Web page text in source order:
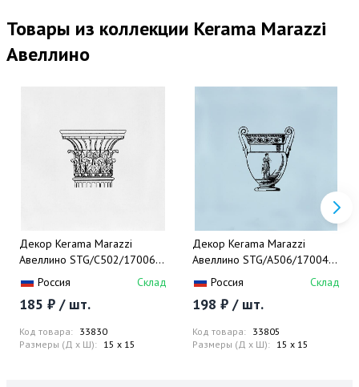
Товары из коллекции Kerama Marazzi
Авеллино
Декор Kerama Marazzi
Авеллино STG/C502/17006
15x15Россия Склад
185 ₽ / шт.
Код товара: 33830
Размеры (Д x Ш): 15 x 15
Декор Kerama Marazzi
Авеллино STG/A506/17004
15x15Россия Склад
198 ₽ / шт.
Код товара: 33805
Размеры (Д x Ш): 15 x 15